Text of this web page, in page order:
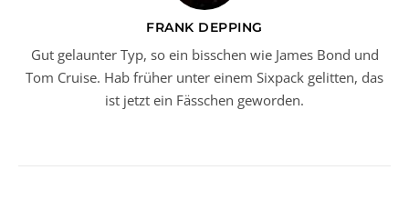
FRANK DEPPING
Gut gelaunter Typ, so ein bisschen wie James Bond und
Tom Cruise. Hab früher unter einem Sixpack gelitten, das
ist jetzt ein Fässchen geworden.